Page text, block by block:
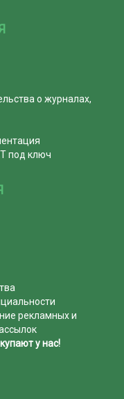
о журналах,
под ключ
рекламных и
у нас!